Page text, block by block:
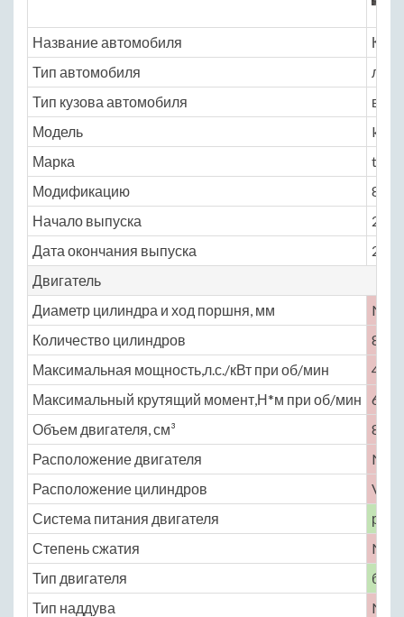
Название автомобиля
Тип автомобиля
Тип кузова автомобиля
Модель
Марка
t98
Модификацию
8.1
Начало выпуска
2000
Дата окончания выпуска
2016
Двигатель
Диаметр цилиндра и ход поршня, мм
No
Количество цилиндров
8
Максимальная мощность,л.с./кВт при об/мин
400
Максимальный крутящий момент,Н*м при об/мин
627
Объем двигателя, см³
8100
Расположение двигателя
No
Расположение цилиндров
V-
Система питания двигателя
Степень сжатия
No
Тип двигателя
Тип наддува
No